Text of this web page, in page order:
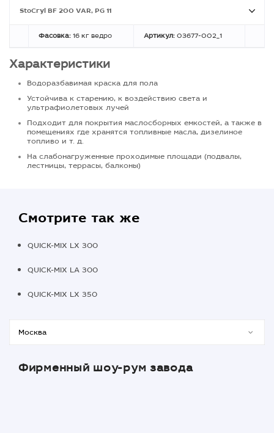
StoCryl BF 200 VAR, PG 11
Фасовка: 16 кг ведро Артикул: 03677-002_1
Характеристики
Водоразбавимая краска для пола
Устойчива к старению, к воздействию света и
ультрафиолетовых лучей
Подходит для покрытия маслосборных емкостей, а также в
помещениях где хранятся топливные масла, дизелиное
топливо и т. д.
На слабонагруженные проходимые площади (подвалы,
лестницы, террасы, балконы)
Смотрите так же
QUICK-MIX LX 300
QUICK-MIX LA 300
QUICK-MIX LX 350
Фирменный шоу-рум завода